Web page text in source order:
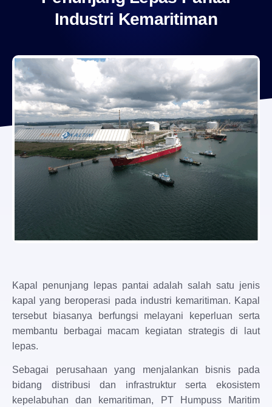
Industri Kemaritiman
Kapal penunjang lepas pantai adalah salah satu jenis
kapal yang beroperasi pada industri kemaritiman. Kapal
tersebut biasanya berfungsi melayani keperluan serta
membantu berbagai macam kegiatan strategis di laut
lepas.
Sebagai perusahaan yang menjalankan bisnis pada
bidang distribusi dan infrastruktur serta ekosistem
kepelabuhan dan kemaritiman, PT Humpuss Maritim